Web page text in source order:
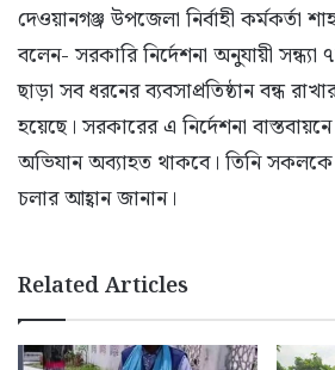
দেওয়ানগঞ্জ উপজেলা নির্বাহী
বলেন- সরকারি নির্দেশনা অনুযায়ী
ছাড়া সব ধরনের ব্যবসাপ্রতিষ্ঠান বন্ধ
হয়েছে। সরকারের এ নির্দেশনা
অভিযান অব্যাহত থাকবে। তিনি সকলকে
চলার আহ্বান জানান।
Related Articles